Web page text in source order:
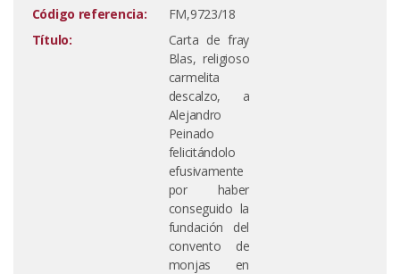
Código referencia:
FM,9723/18
Título:
Carta de fray
Blas, religioso
carmelita
descalzo, a
Alejandro
Peinado
felicitándolo
efusivamente
por haber
conseguido la
fundación del
convento de
monjas en